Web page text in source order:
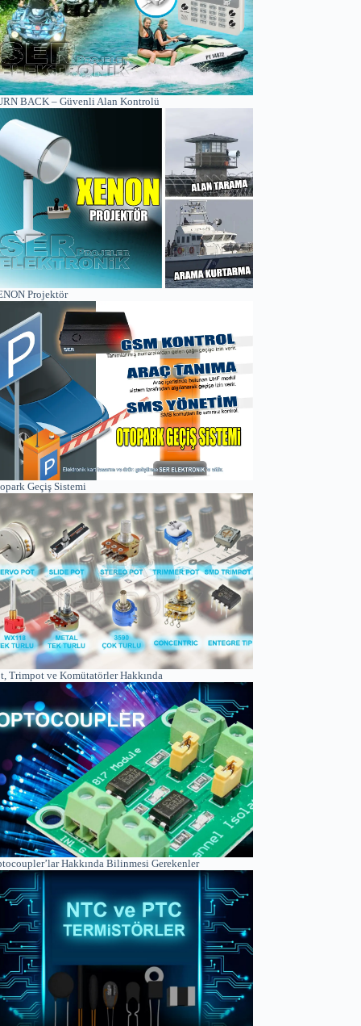
BACK – Güvenli Alan Kontrolü
Projektör
Geçiş Sistemi
Trimpot ve Komütatörler Hakkında
Hakkında Bilinmesi Gerekenler